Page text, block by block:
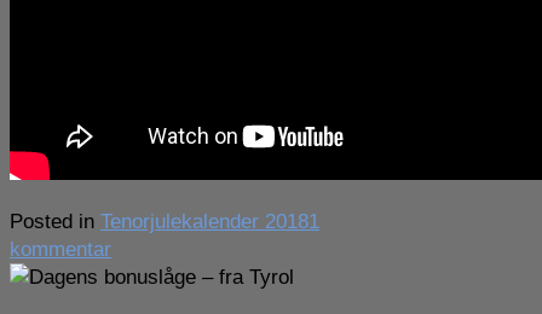
Posted in Tenorjulekalender 20181
kommentartil
Dagens